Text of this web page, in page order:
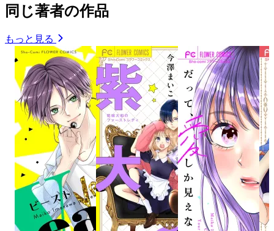
同じ著者の作品
もっと見る